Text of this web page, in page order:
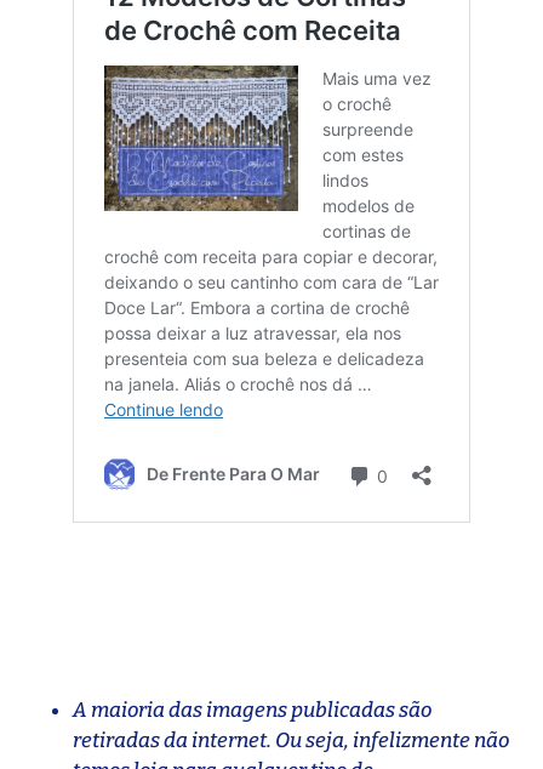
A maioria das imagens publicadas são
retiradas da internet. Ou seja, infelizmente não